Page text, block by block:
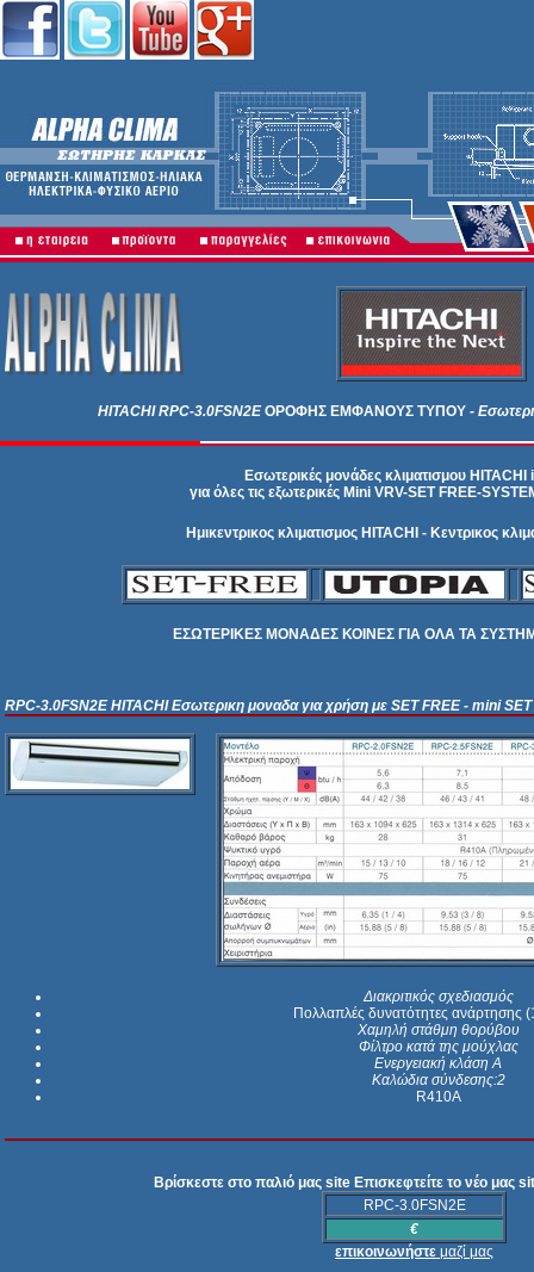
HITACHIRPC-3.0FSN2EΟΡΟΦΗΣ ΕΜΦΑΝΟΥΣ ΤΥΠΟΥ-
Εσωτερικές μονάδες κλιματισμου
για όλες τις εξωτερικές Mini VRV-SET FREE-
Ημικεντρικος κλιματισμος HITACHI - Κεντρικος
ΕΣΩΤΕΡΙΚΕΣ ΜΟΝΑΔΕΣ ΚΟΙΝΕΣ ΓΙΑ ΟΛΑ ΤΑ
RPC-3.0FSN2EHITACHI Εσωτερικη μοναδα για χρήση με SET FREE - mini
Διακριτικός σχεδιασμός
Πολλαπλές δυνατότητες ανάρτησης
Χαμηλή στάθμη θορύβου
Φίλτρο κατά της μούχλας
Ενεργειακή κλάση Α
Καλώδια σύνδεσης:2
R410A
Βρίσκεστε στο παλιό μας site Επισκεφτείτε το νέο μας
RPC-3.0FSN2E
€
επικοινωνήστε μαζί μας